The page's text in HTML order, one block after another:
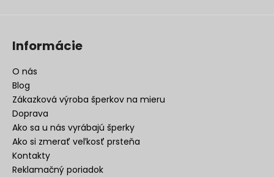
Informácie
O nás
Blog
Zákazková výroba šperkov na mieru
Doprava
Ako sa u nás vyrábajú šperky
Ako si zmerať veľkosť prsteňa
Kontakty
Reklamačný poriadok